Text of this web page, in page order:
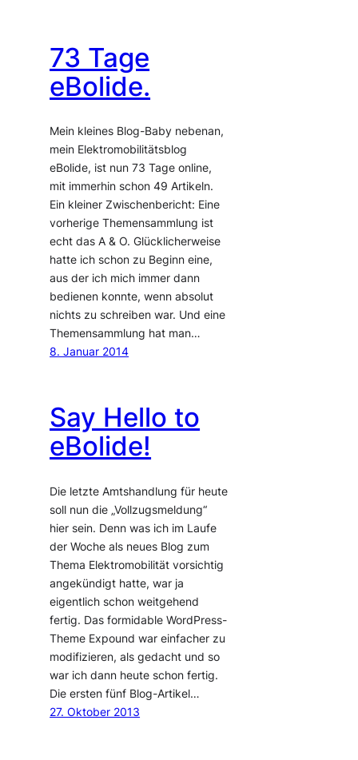
73 Tage
eBolide.
Mein kleines Blog-Baby nebenan,
mein Elektromobilitätsblog
eBolide, ist nun 73 Tage online,
mit immerhin schon 49 Artikeln.
Ein kleiner Zwischenbericht: Eine
vorherige Themensammlung ist
echt das A & O. Glücklicherweise
hatte ich schon zu Beginn eine,
aus der ich mich immer dann
bedienen konnte, wenn absolut
nichts zu schreiben war. Und eine
Themensammlung hat man…
8. Januar 2014
Say Hello to
eBolide!
Die letzte Amtshandlung für heute
soll nun die „Vollzugsmeldung“
hier sein. Denn was ich im Laufe
der Woche als neues Blog zum
Thema Elektromobilität vorsichtig
angekündigt hatte, war ja
eigentlich schon weitgehend
fertig. Das formidable WordPress-
Theme Expound war einfacher zu
modifizieren, als gedacht und so
war ich dann heute schon fertig.
Die ersten fünf Blog-Artikel…
27. Oktober 2013